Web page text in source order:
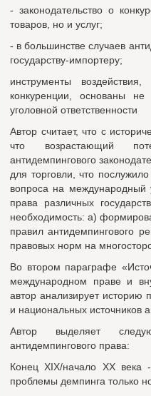
- законодательство о
товаров, но и услуг;
- в большинстве случаев
государству-импортеру;
инструменты
конкуренции, основаны
уголовной ответственности
Автор считает, что с
что возрастающий
антидемпингового
для торговли, что
вопроса на международный
права различных
необходимость: а)
правил антидемпингового
правовых норм на
Во втором параграфе
международном праве и
автор анализирует
и национальных источников
Автор выделяет
антидемпингового права:
Конец XIX/начало XX века
проблемы демпинга только